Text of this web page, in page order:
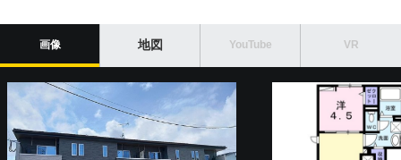
画像 地図 YouTube VR